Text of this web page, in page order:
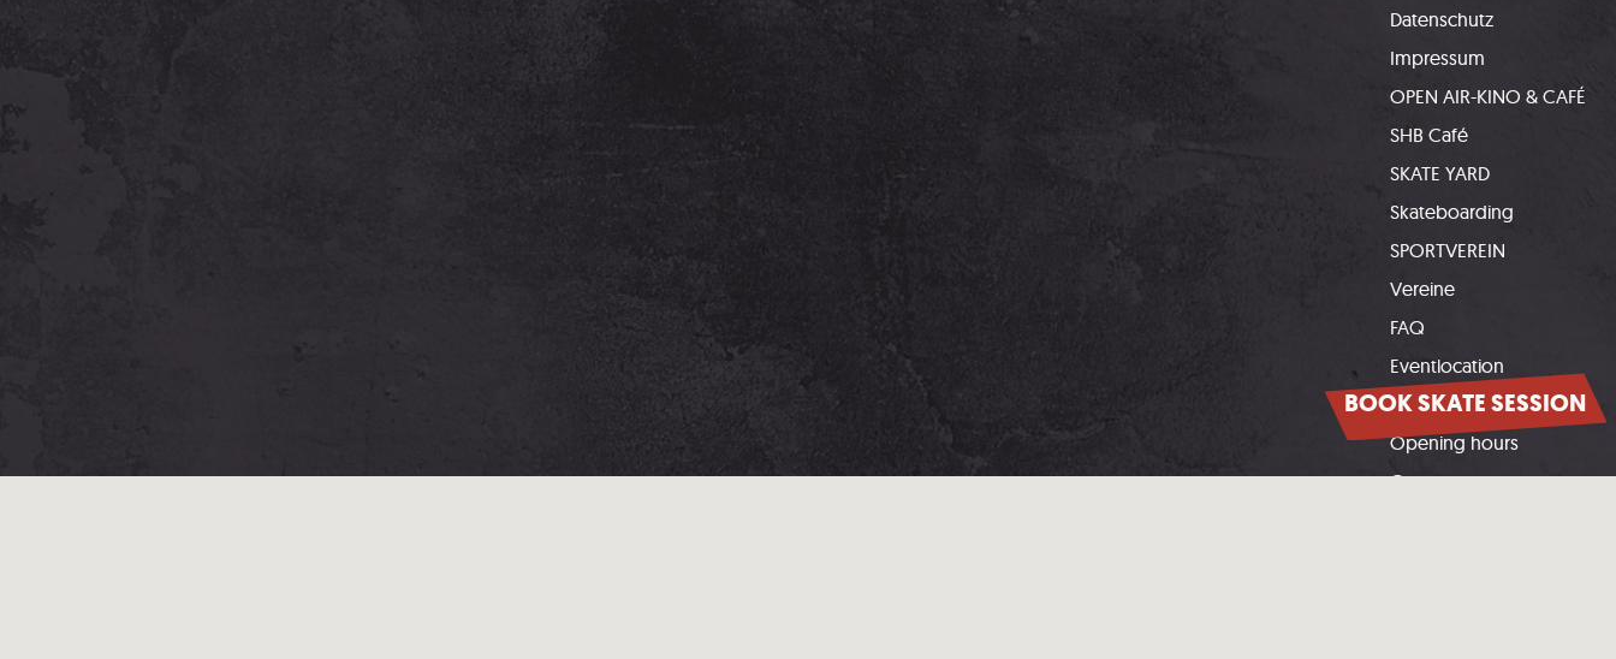
Datenschutz
Impressum
OPEN AIR-KINO & CAFÉ
SHB Café
SKATE YARD
Skateboarding
SPORTVEREIN
Vereine
FAQ
Eventlocation
Downloads
Opening hours
Contact
BOOK SKATE SESSION